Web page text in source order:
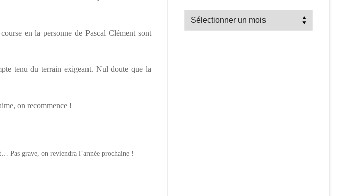
en la personne de Pascal Clément sont
tenu du terrain exigeant. Nul doute que la
on recommence !
Pas grave, on reviendra l’année prochaine !
Recherche